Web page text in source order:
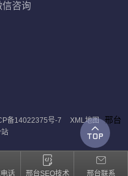
咨询
备14022375号-7 XML地图 邢台
话 邢台SEO技术 邢台联系